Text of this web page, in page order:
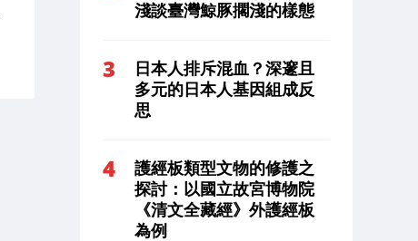
淺談臺灣鯨豚擱淺的樣態
日本人排斥混血？深邃且
多元的日本人基因組成反
思
護經板類型文物的修護之
探討：以國立故宮博物院
《清文全藏經》外護經板
為例